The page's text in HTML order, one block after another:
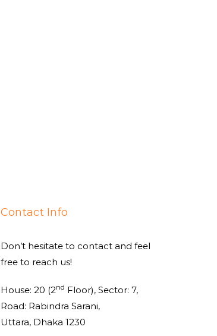
Contact Info
Don’t hesitate to contact and feel
free to reach us!
House: 20 (2nd Floor), Sector: 7,
Road: Rabindra Sarani,
Uttara, Dhaka 1230